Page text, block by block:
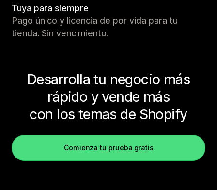
Tuya para siempre
Pago único y licencia de por vida para tu
tienda. Sin vencimiento.
Desarrolla tu negocio más
rápido y vende más
con los temas de Shopify
Comienza tu prueba gratis